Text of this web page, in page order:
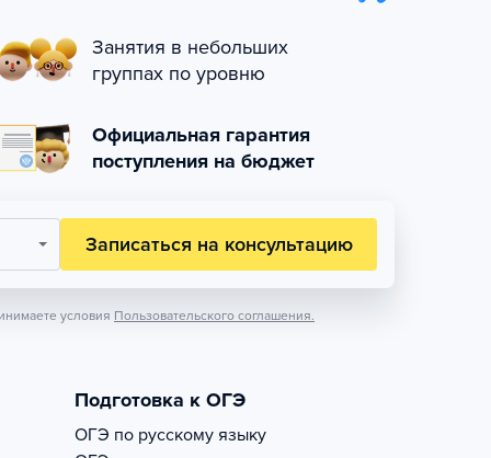
Занятия в небольших
группах по уровню
Официальная гарантия
поступления на бюджет
Записаться на консультацию
условия Пользовательского соглашения.
Подготовка к ОГЭ
ОГЭ по русскому языку